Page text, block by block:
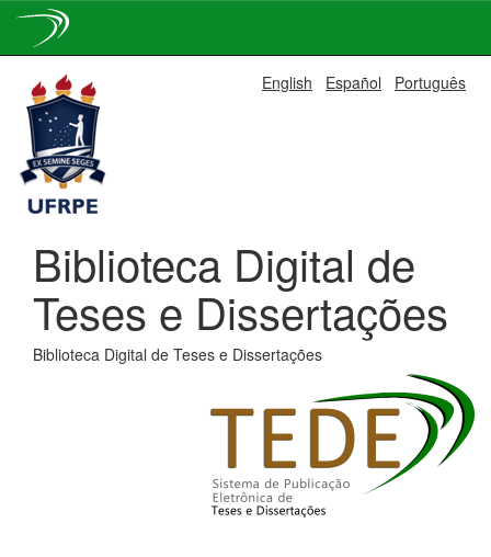
navigation
English Español Português
Biblioteca Digital de
Teses e Dissertações
Biblioteca Digital de Teses e Dissertações